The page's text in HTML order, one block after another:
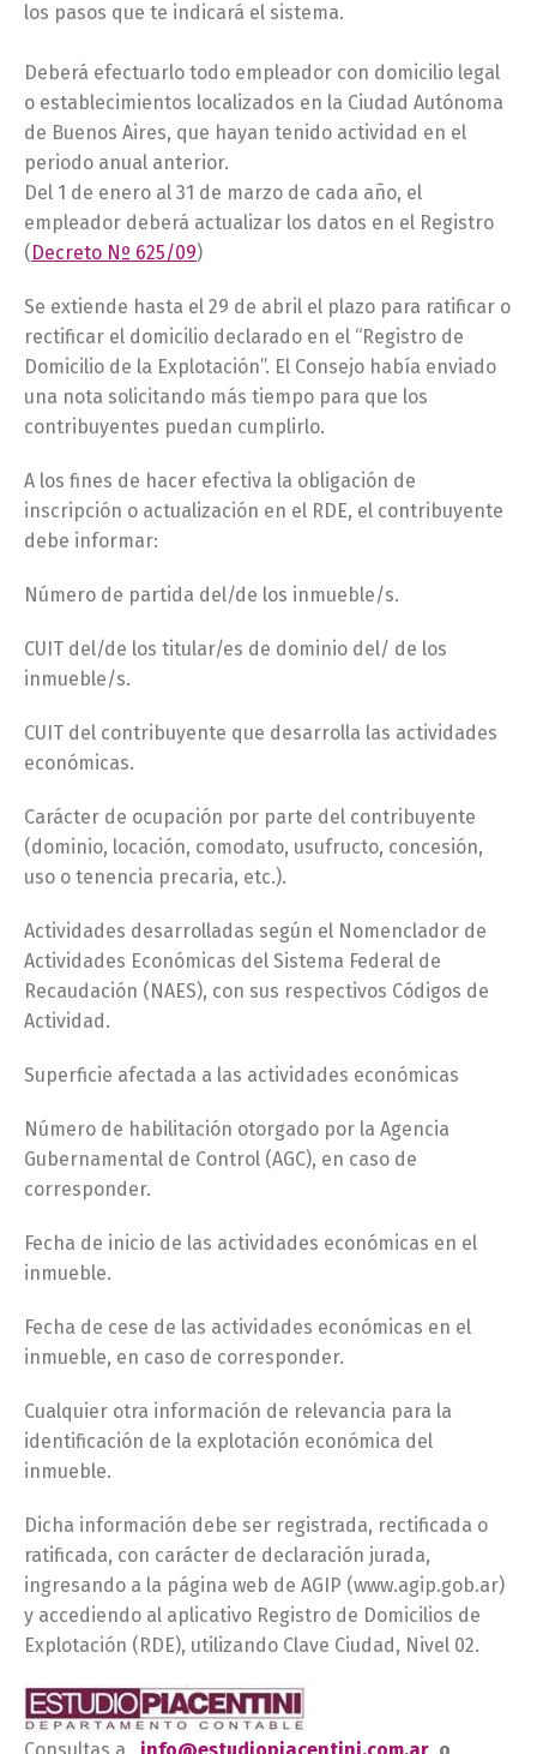
los pasos que te indicará el sistema.
Deberá efectuarlo todo empleador con domicilio legal
o establecimientos localizados en la Ciudad Autónoma
de Buenos Aires, que hayan tenido actividad en el
periodo anual anterior.
Del 1 de enero al 31 de marzo de cada año, el
empleador deberá actualizar los datos en el Registro
(Decreto Nº 625/09)
Se extiende hasta el 29 de abril el plazo para ratificar o
rectificar el domicilio declarado en el “Registro de
Domicilio de la Explotación”. El Consejo había enviado
una nota solicitando más tiempo para que los
contribuyentes puedan cumplirlo.
A los fines de hacer efectiva la obligación de
inscripción o actualización en el RDE, el contribuyente
debe informar:
Número de partida del/de los inmueble/s.
CUIT del/de los titular/es de dominio del/ de los
inmueble/s.
CUIT del contribuyente que desarrolla las actividades
económicas.
Carácter de ocupación por parte del contribuyente
(dominio, locación, comodato, usufructo, concesión,
uso o tenencia precaria, etc.).
Actividades desarrolladas según el Nomenclador de
Actividades Económicas del Sistema Federal de
Recaudación (NAES), con sus respectivos Códigos de
Actividad.
Superficie afectada a las actividades económicas
Número de habilitación otorgado por la Agencia
Gubernamental de Control (AGC), en caso de
corresponder.
Fecha de inicio de las actividades económicas en el
inmueble.
Fecha de cese de las actividades económicas en el
inmueble, en caso de corresponder.
Cualquier otra información de relevancia para la
identificación de la explotación económica del
inmueble.
Dicha información debe ser registrada, rectificada o
ratificada, con carácter de declaración jurada,
ingresando a la página web de AGIP (www.agip.gob.ar)
y accediendo al aplicativo Registro de Domicilios de
Explotación (RDE), utilizando Clave Ciudad, Nivel 02.